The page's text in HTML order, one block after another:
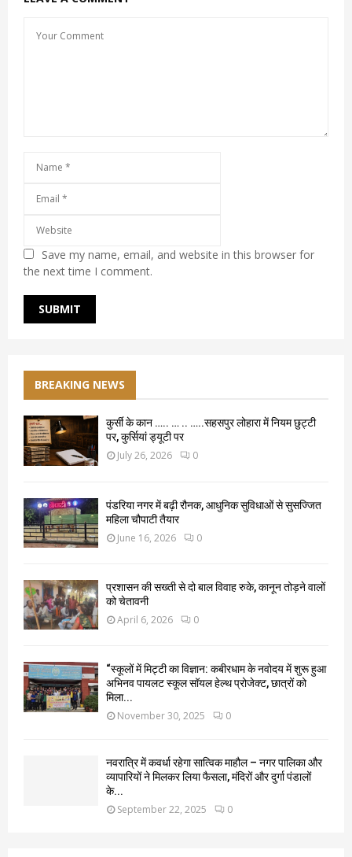
Save my name, email, and website in this browser for
the next time I comment.
BREAKING NEWS
कुर्सी के कान ….. … .. …..सहसपुर लोहारा में नियम छुट्टी
पर, कुर्सियां ड्यूटी पर
July 26, 2026 0
पंडरिया नगर में बढ़ी रौनक, आधुनिक सुविधाओं से सुसज्जित
महिला चौपाटी तैयार
June 16, 2026 0
प्रशासन की सख्ती से दो बाल विवाह रुके, कानून तोड़ने वालों
को चेतावनी
April 6, 2026 0
“स्कूलों में मिट्टी का विज्ञान: कबीरधाम के नवोदय में शुरू हुआ
अभिनव पायलट स्कूल सॉयल हेल्थ प्रोजेक्ट, छात्रों को
मिला...
November 30, 2025 0
नवरात्रि में कवर्धा रहेगा सात्विक माहौल – नगर पालिका और
व्यापारियों ने मिलकर लिया फैसला, मंदिरों और दुर्गा पंडालों
के...
September 22, 2025 0